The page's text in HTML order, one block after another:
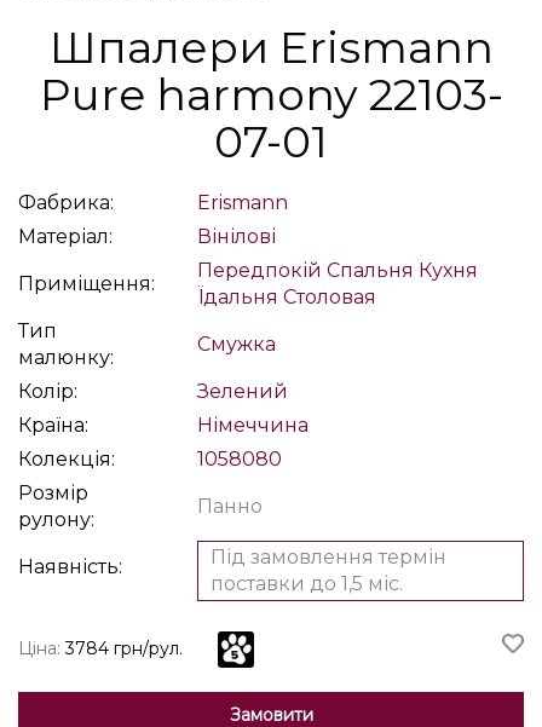
Шпалери Erismann
Pure harmony 22103-
07-01
Фабрика:
Erismann
Матеріал:
Вінілові
Приміщення:
Передпокій Спальня Кухня
Їдальня Столовая
Тип
малюнку:
Смужка
Колір:
Зелений
Країна:
Німеччина
Колекція:
1058080
Розмір
рулону:
Панно
Наявність:
Під замовлення термін
поставки до 1,5 міс.
Ціна: 3784 грн/рул.
Замовити